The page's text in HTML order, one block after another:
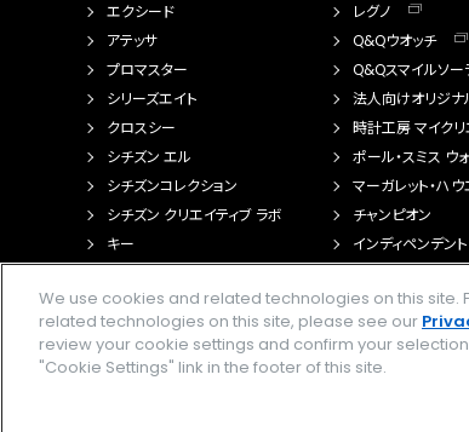
エクシード
アテッサ
プロマスター
シリーズエイト
クロスシー
シチズン エル
シチズンコレクション
シチズン クリエイティブ ラボ
キー
レグノ
Q&Qウオッチ
Q&Qスマイルソー
法人向けオリジナ
時計工房 マイクリ
ポール・スミス ウ
マーガレット・ハ
チャンピオン
インディペンデント
We use cookies and related technologies on this
related technologies on this site, please see our
review your cookie settings and confirm your
"Cookie Settings" link in the footer of this site.